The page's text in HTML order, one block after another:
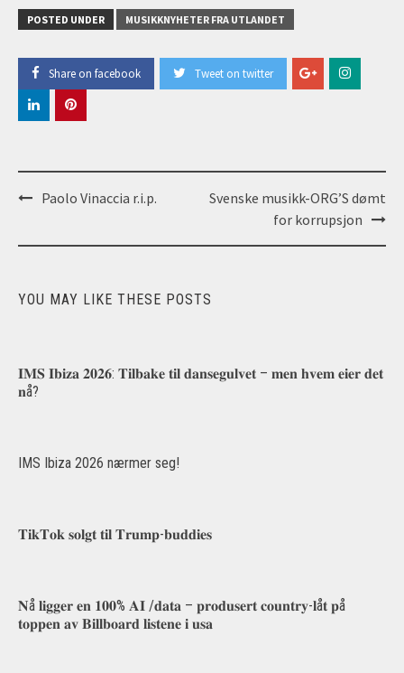
POSTED UNDER MUSIKKNYHETER FRA UTLANDET
Share on facebook Tweet on twitter
PostPaolo Vinaccia r.i.p.
Svenske musikk-ORG’S dømt
for korrupsjon
YOU MAY LIKE THESE POSTS
𝐈𝐌𝐒 𝐈𝐛𝐢𝐳𝐚 𝟐𝟎𝟐𝟔: 𝐓𝐢𝐥𝐛𝐚𝐤𝐞 𝐭𝐢𝐥 𝐝𝐚𝐧𝐬𝐞𝐠𝐮𝐥𝐯𝐞𝐭 – 𝐦𝐞𝐧 𝐡𝐯𝐞𝐦 𝐞𝐢𝐞𝐫 𝐝𝐞𝐭
𝐧å?
IMS Ibiza 2026 nærmer seg!
𝐓𝐢𝐤𝐓𝐨𝐤 𝐬𝐨𝐥𝐠𝐭 𝐭𝐢𝐥 𝐓𝐫𝐮𝐦𝐩-𝐛𝐮𝐝𝐝𝐢𝐞𝐬
𝐍å 𝐥𝐢𝐠𝐠𝐞𝐫 𝐞𝐧 𝟏𝟎𝟎% 𝐀𝐈 /𝐝𝐚𝐭𝐚 – 𝐩𝐫𝐨𝐝𝐮𝐬𝐞𝐫𝐭 𝐜𝐨𝐮𝐧𝐭𝐫𝐲-𝐥å𝐭 𝐩å
𝐭𝐨𝐩𝐩𝐞𝐧 𝐚𝐯 𝐁𝐢𝐥𝐥𝐛𝐨𝐚𝐫𝐝 𝐥𝐢𝐬𝐭𝐞𝐧𝐞 𝐢 𝐮𝐬𝐚